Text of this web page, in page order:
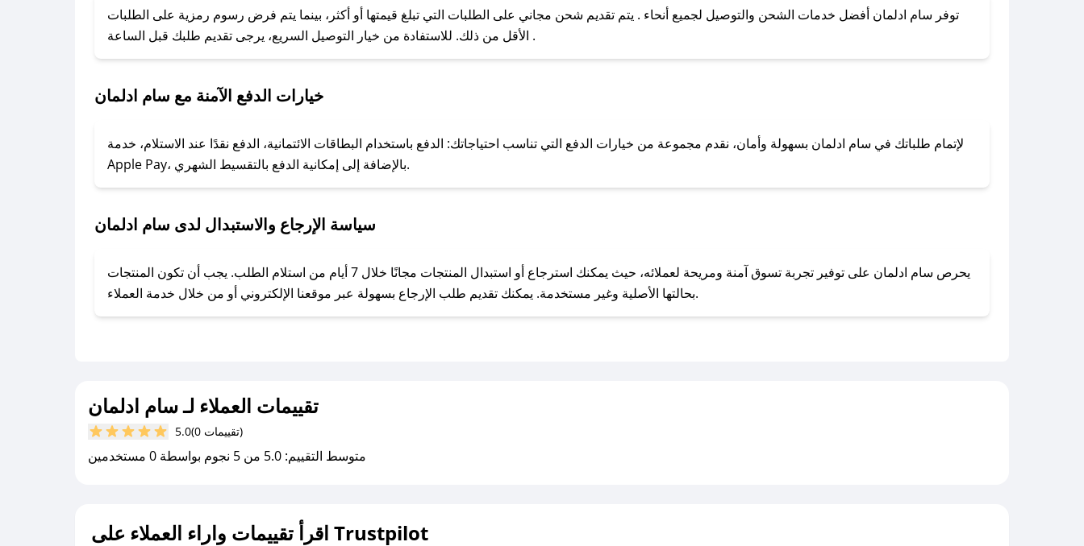
لا تقلق! يمكنك التواصل مع فريق دعم صحصح عبر الرسائل الخاصة على تويتر أو البريد الإلكتروني، وسنقوم بحل المشكلة في أسرع وقت ممكن.
### ماذا أفعل إذا لم أجد كود خصم لمتجري المفضل؟
للحصول على كوبونات وخصومات حصرية، قم بما يلي:
- اضغط على أيقونة متابعة لمتجر سام ادلمان في تطبيق صحصح.
- تابع حسابنا الرسمي على تويتر وقم بتفعيل زر التنبيهات.
توفر سام ادلمان أفضل خدمات الشحن والتوصيل لجميع أنحاء . يتم تقديم شحن مجاني على الطلبات التي تبلغ قيمتها أو أكثر، بينما يتم فرض رسوم رمزية على الطلبات
الأقل من ذلك. للاستفادة من خيار التوصيل السريع، يرجى تقديم طلبك قبل الساعة .
خيارات الدفع الآمنة مع سام ادلمان
لإتمام طلباتك في سام ادلمان بسهولة وأمان، نقدم مجموعة من خيارات الدفع التي تناسب احتياجاتك: الدفع باستخدام البطاقات الائتمانية، الدفع نقدًا عند الاستلام، خدمة
Apple Pay، بالإضافة إلى إمكانية الدفع بالتقسيط الشهري.
سياسة الإرجاع والاستبدال لدى سام ادلمان
يحرص سام ادلمان على توفير تجربة تسوق آمنة ومريحة لعملائه، حيث يمكنك استرجاع أو استبدال المنتجات مجانًا خلال 7 أيام من استلام الطلب. يجب أن تكون المنتجات
بحالتها الأصلية وغير مستخدمة. يمكنك تقديم طلب الإرجاع بسهولة عبر موقعنا الإلكتروني أو من خلال خدمة العملاء.
تقييمات العملاء لـ سام ادلمان
5.0 (0 تقييمات)
متوسط التقييم: 5.0 من 5 نجوم بواسطة 0 مستخدمين
اقرأ تقييمات واراء العملاء على Trustpilot